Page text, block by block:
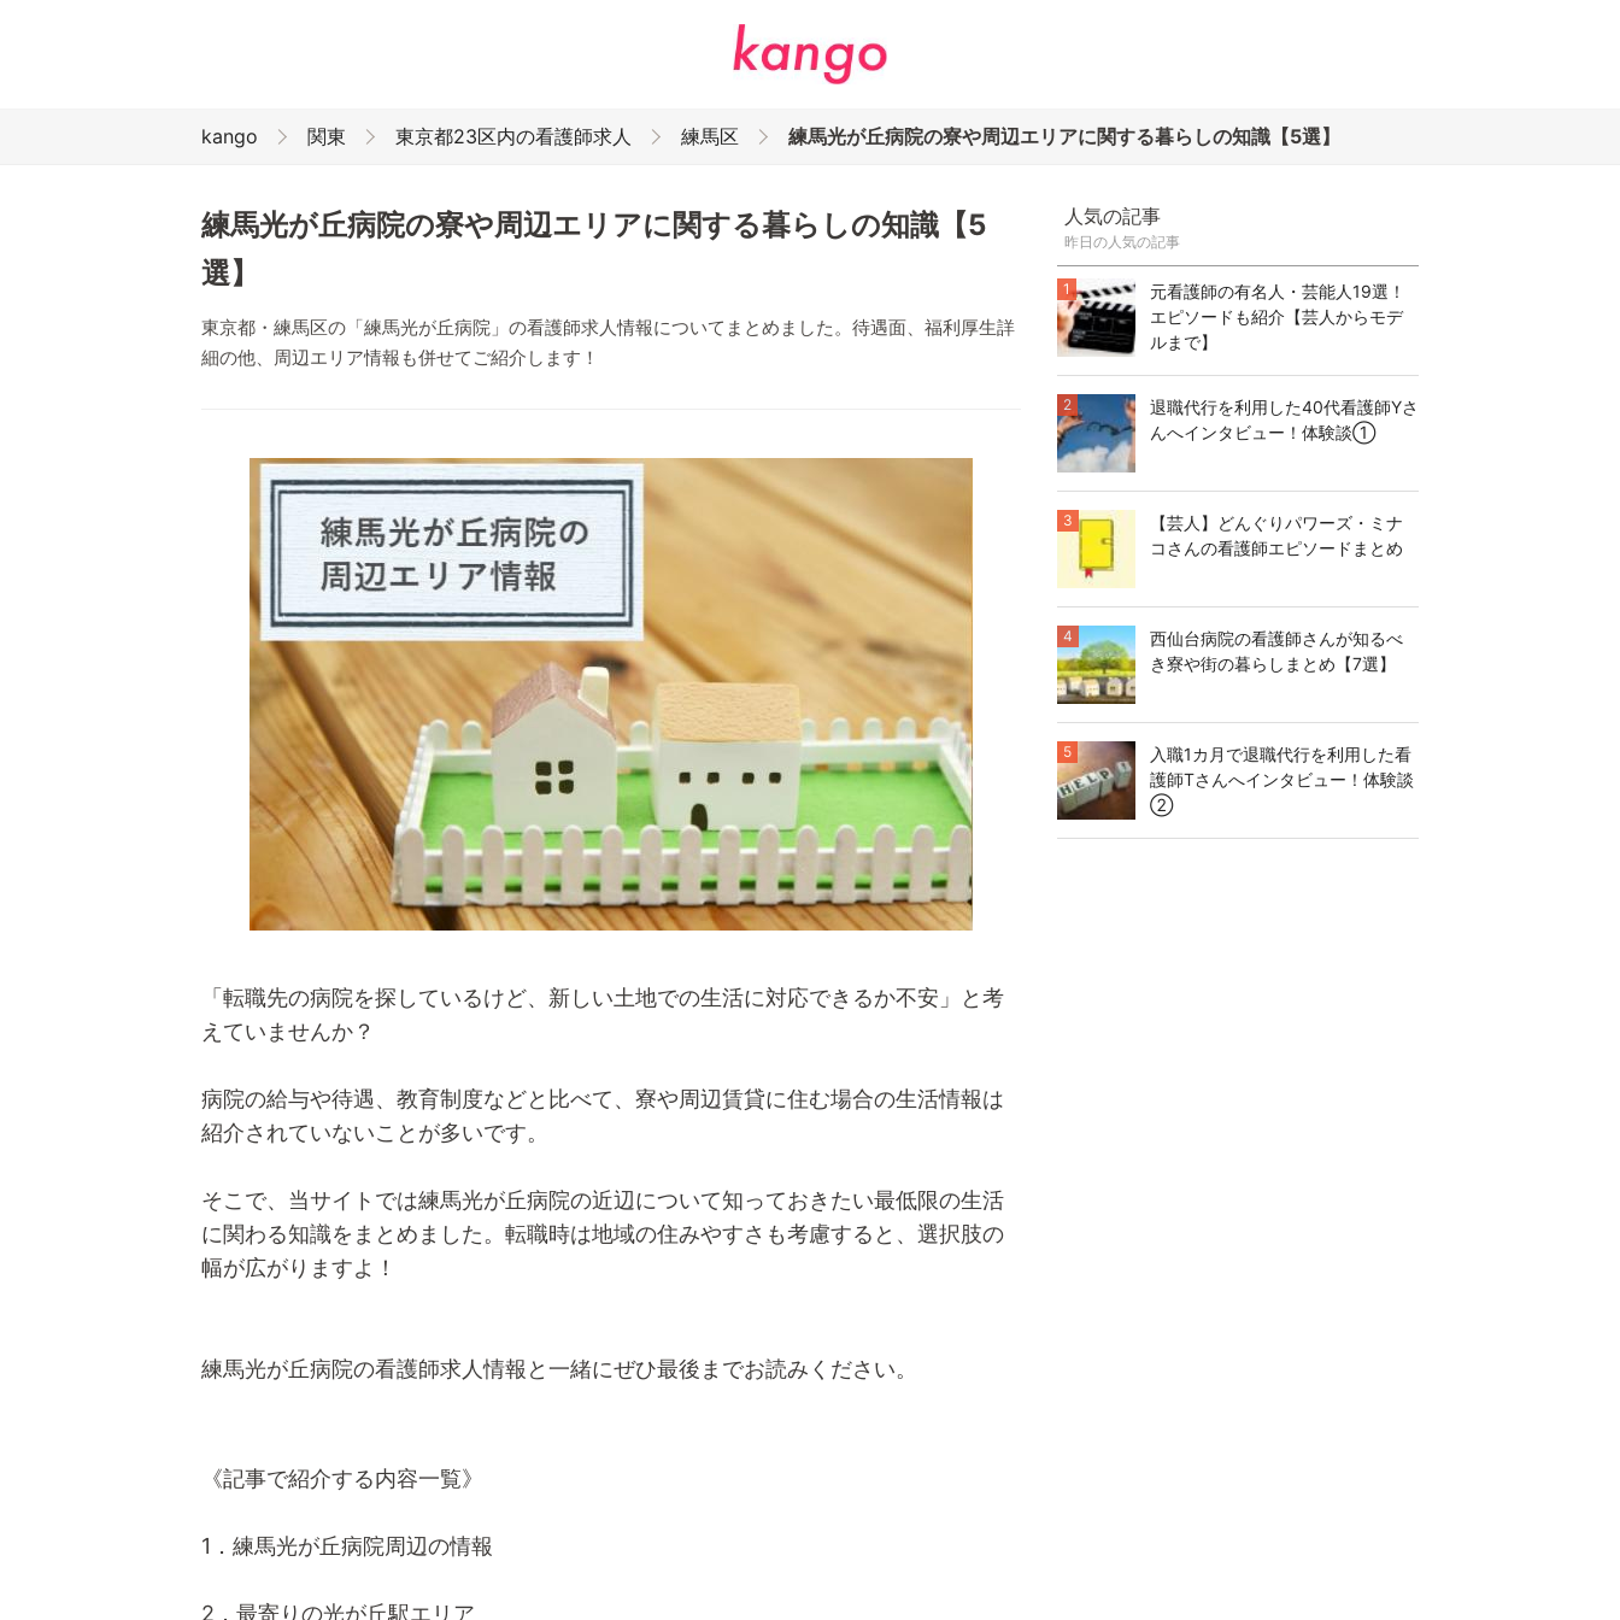
kango 関東 東京都23区内の看護師求人 練馬区 練馬光が丘病院の寮や周辺エリアに関する暮らしの知識【5選】
練馬光が丘病院の寮や周辺エリアに関する暮らしの知識【5
選】
東京都・練馬区の「練馬光が丘病院」の看護師求人情報についてまとめました。待遇面、福利厚生詳
細の他、周辺エリア情報も併せてご紹介します！
「転職先の病院を探しているけど、新しい土地での生活に対応できるか不安」と考
えていませんか？
病院の給与や待遇、教育制度などと比べて、寮や周辺賃貸に住む場合の生活情報は
紹介されていないことが多いです。
そこで、当サイトでは練馬光が丘病院の近辺について知っておきたい最低限の生活
に関わる知識をまとめました。転職時は地域の住みやすさも考慮すると、選択肢の
幅が広がりますよ！
練馬光が丘病院の看護師求人情報と一緒にぜひ最後までお読みください。
《記事で紹介する内容一覧》
1．練馬光が丘病院周辺の情報
2．最寄りの光が丘駅エリア
人気の記事
昨日の人気の記事
元看護師の有名人・芸能人19選！
エピソードも紹介【芸人からモデ
ルまで】
1
退職代行を利用した40代看護師Yさ
んへインタビュー！体験談①
2
【芸人】どんぐりパワーズ・ミナ
コさんの看護師エピソードまとめ
3
西仙台病院の看護師さんが知るべ
き寮や街の暮らしまとめ【7選】
4
入職1カ月で退職代行を利用した看
護師Tさんへインタビュー！体験談
②
5